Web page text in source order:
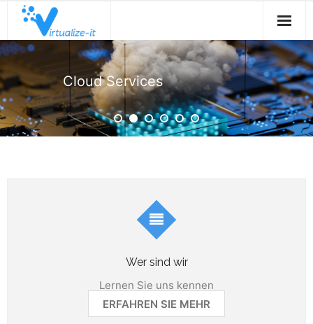
Willkommen
Services & Solutions
virtualize-it
Cloud Services
Wer sind wir
Lernen Sie uns kennen
ERFAHREN SIE MEHR